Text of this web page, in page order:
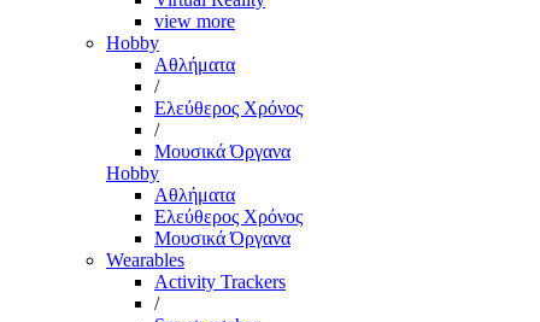
view more
Hobby
Αθλήματα
/
Ελεύθερος Χρόνος
/
Μουσικά Όργανα
Hobby
Αθλήματα
Ελεύθερος Χρόνος
Μουσικά Όργανα
Wearables
Activity Trackers
/